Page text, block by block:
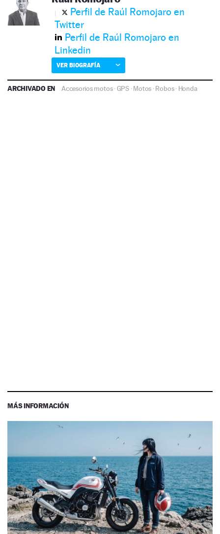
Perfil de Raúl Romojaro en
Twitter
Perfil de Raúl Romojaro en
Linkedin
VER BIOGRAFÍA
ARCHIVADO EN Accesorios motos·GPS·Motos ·Robos· Honda
MÁS INFORMACIÓN